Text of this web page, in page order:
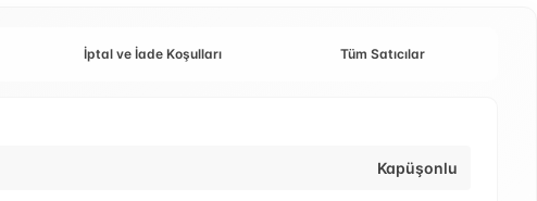
İptal ve İade Koşulları Tüm Satıcılar
Kapüşonlu